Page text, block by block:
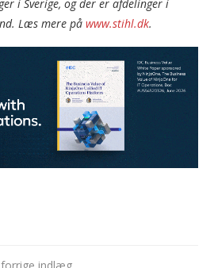
i Sverige, og der er afdelinger i
Læs mere på www.stihl.dk.
forrige indlæg